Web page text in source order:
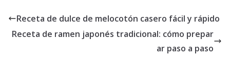
Receta de dulce de melocotón casero fácil y rápido
Receta de ramen japonés tradicional: cómo prepar
ar paso a paso